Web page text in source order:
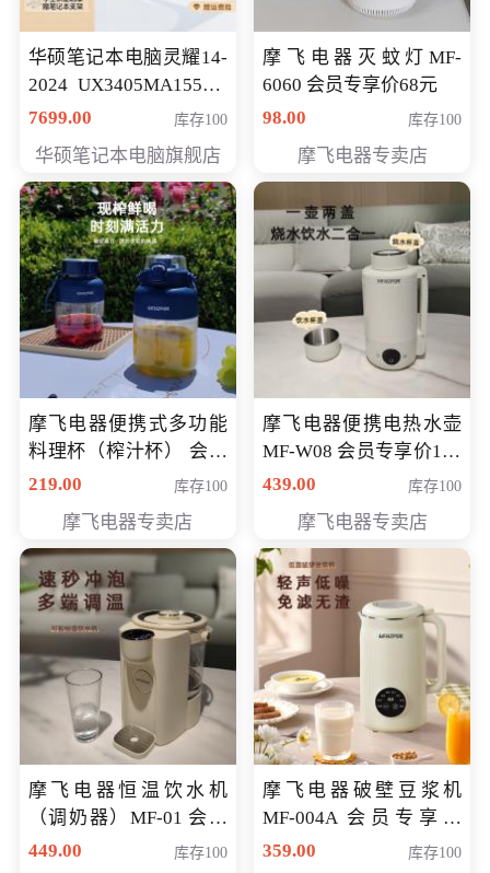
华硕笔记本电脑灵耀14-
2024 UX3405MA155夜
空蓝 oled 智慧轻薄本 会
7699.00 库存100
华硕笔记本电脑旗舰店
摩飞电器灭蚊灯MF-
6060 会员专享价68元
98.00
库存100
摩飞电器专卖店
摩飞电器便携式多功能
料理杯（榨汁杯） 会员
专享价118元
219.00 库存100
摩飞电器专卖店
摩飞电器便携电热水壶
MF-W08 会员专享价198
元
439.00 库存100
摩飞电器专卖店
摩飞电器恒温饮水机
（调奶器）MF-01 会员
专享价366元
449.00 库存100
摩飞电器破壁豆浆机
MF-004A 会员专享价
168元
359.00 库存100